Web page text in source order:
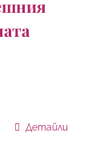
Детайли